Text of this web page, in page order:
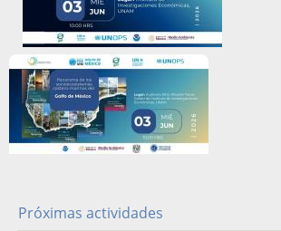
Imagen
redes
Difusión
Próximas actividades